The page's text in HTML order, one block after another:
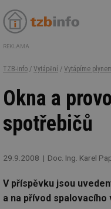
REKLAMA
TZB-info / Vytápění / Vytápíme
Okna a
spotřebičů
29.9.2008 Doc. Ing. Karel
V příspěvku jsou
a na přívod